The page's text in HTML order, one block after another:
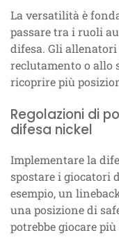
La versatilità è
passare tra i ruoli
difesa. Gli
reclutamento o allo
ricoprire più
Regolazioni di
difesa nickel
Implementare la
spostare i giocatori
esempio, un
una posizione di
potrebbe giocare